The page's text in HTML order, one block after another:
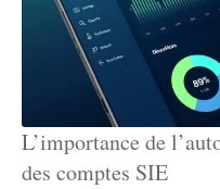
L’importance de
des comptes SIE